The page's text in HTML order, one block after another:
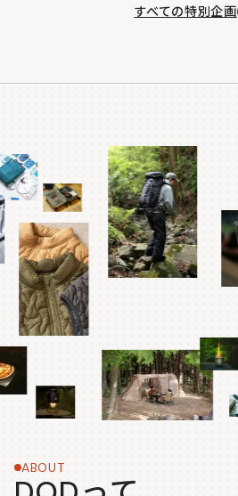
すべての特別企画
ABOUT